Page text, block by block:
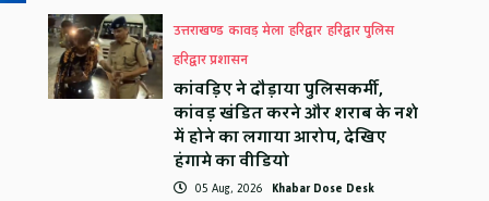
उत्तराखण्ड कावड़ मेला हरिद्वार हरिद्वार पुलिस
हरिद्वार प्रशासन
कांवड़िए ने दौड़ाया पुलिसकर्मी,
कांवड़ खंडित करने और शराब के नशे
में होने का लगाया आरोप, देखिए
हंगामे का वीडियो
05 Aug, 2026 Khabar Dose Desk